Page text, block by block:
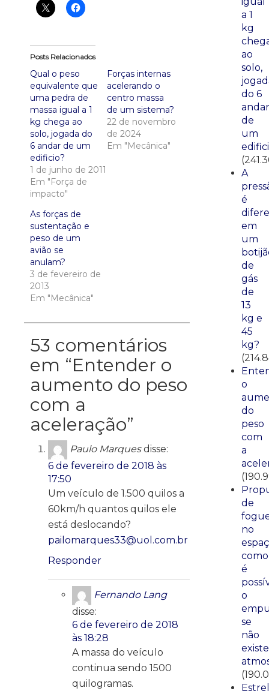
Posts Relacionados
Qual o peso
equivalente que
uma pedra de
massa igual a 1
kg chega ao
solo, jogada do
6 andar de um
edificio?
1 de junho de 2011
Em "Força de
impacto"
Forças internas
acelerando o
centro massa
de um sistema?
22 de novembro
de 2024
Em "Mecânica"
As forças de
sustentação e
peso de um
avião se
anulam?
3 de fevereiro de
2013
Em "Mecânica"
53 comentários
em “Entender o
aumento do peso
com a
aceleração”
Paulo Marques disse:
6 de fevereiro de 2018 às
17:50
Um veículo de 1.500 quilos a
60km/h quantos quilos ele
está deslocando?
pailomarques33@uol.com.br
Responder
Fernando Lang
disse:
6 de fevereiro de 2018
às 18:28
A massa do veículo
continua sendo 1500
quilogramas.
a 1
kg
ao
solo,
do 6
andar
de
um
A
é
em
um
de
gás
de
13
kg e
45
kg?
o
do
peso
com
a
de
no
como
é
o
se
não
existe